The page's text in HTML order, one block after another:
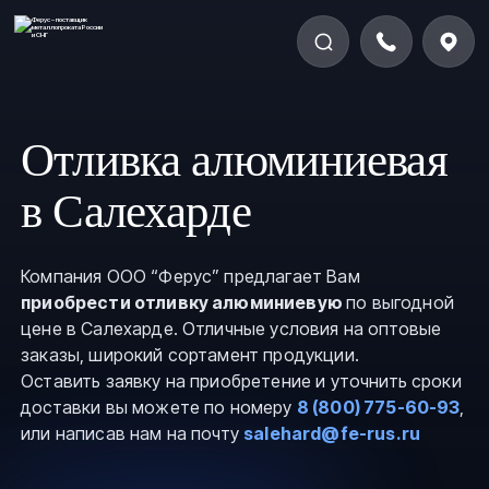
Отливка алюминиевая
в Салехарде
Компания ООО “Ферус” предлагает Вам
приобрести отливку алюминиевуюпо выгодной
цене в Салехарде. Отличные условия на оптовые
заказы, широкий сортамент продукции.
Оставить заявку на приобретение и уточнить сроки
доставки вы можете по номеру 8 (800) 775-60-93,
или написав нам на почту salehard@fe-rus.ru